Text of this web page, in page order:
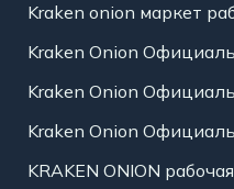
Kraken onion маркет
Kraken Onion
Kraken Onion
Kraken Onion
KRAKEN ONION